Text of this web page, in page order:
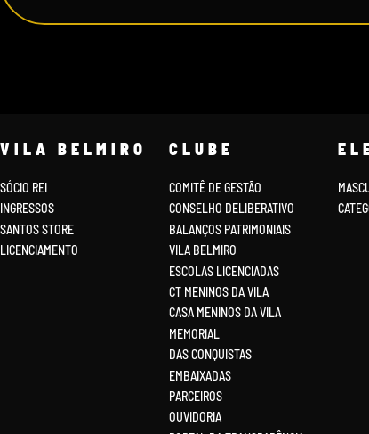
VILA BELMIRO
SÓCIO REI
INGRESSOS
SANTOS STORE
LICENCIAMENTO
CLUBE
COMITÊ DE GESTÃO
CONSELHO DELIBERATIVO
BALANÇOS PATRIMONIAIS
VILA BELMIRO
ESCOLAS LICENCIADAS
CT MENINOS DA VILA
CASA MENINOS DA VILA
MEMORIAL
DAS CONQUISTAS
EMBAIXADAS
PARCEIROS
OUVIDORIA